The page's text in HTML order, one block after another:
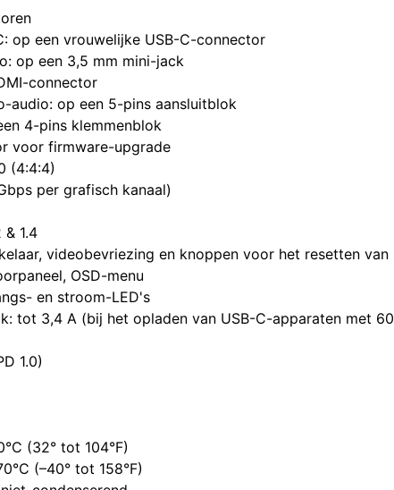
op een vrouwelijke USB-C-connector
op een 3,5 mm mini-jack
connector
audio: op een 5-pins aansluitblok
4-pins klemmenblok
voor firmware-upgrade
(4:4:4)
per grafisch kanaal)
1.4
videobevriezing en knoppen voor het resetten van
OSD-menu
en stroom-LED's
tot 3,4 A (bij het opladen van USB-C-apparaten met 60
1.0)
(32° tot 104°F)
(–40° tot 158°F)